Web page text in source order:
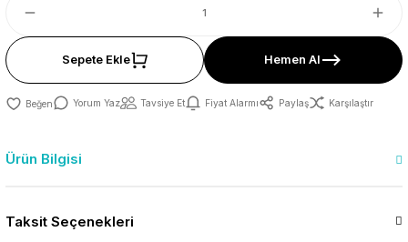
Sepete Ekle Hemen Al
Yorum Yaz Tavsiye Et Fiyat Alarmı Paylaş Karşılaştır
Ürün Bilgisi
Taksit Seçenekleri